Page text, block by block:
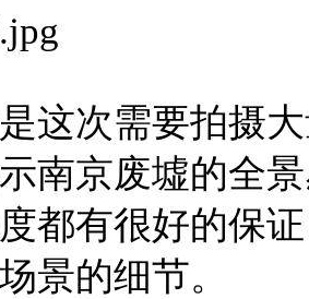
这次需要拍摄
南京废墟的全
都有很好的保
景的细节。